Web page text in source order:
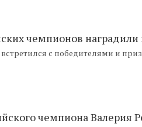
чемпионов наградили
с победителями и
чемпиона Валерия